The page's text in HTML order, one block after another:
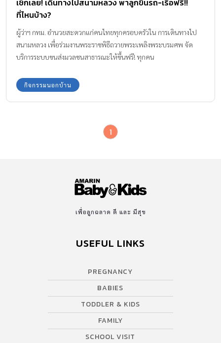
ที่ไหนบ้าง?
ผู้ว่าฯ กทม. อำนวยสะดวกแก่คนไทยทุกครอบครัวใน การเดินทางไป
สนามหลวง เพื่อร่วมงานพระราชพิธีถวายพระเพลิงพระบรมศพ จัด
บริการระบบขนส่งมวลชนสาธารณะให้ขึ้นฟรี! ทุกคน
กิจกรรมนอกบ้าน
1
เพื่อลูกฉลาด ดี และ มีสุข
USEFUL LINKS
PREGNANCY
BABIES
TODDLER & KIDS
FAMILY
SCHOOL VISIT